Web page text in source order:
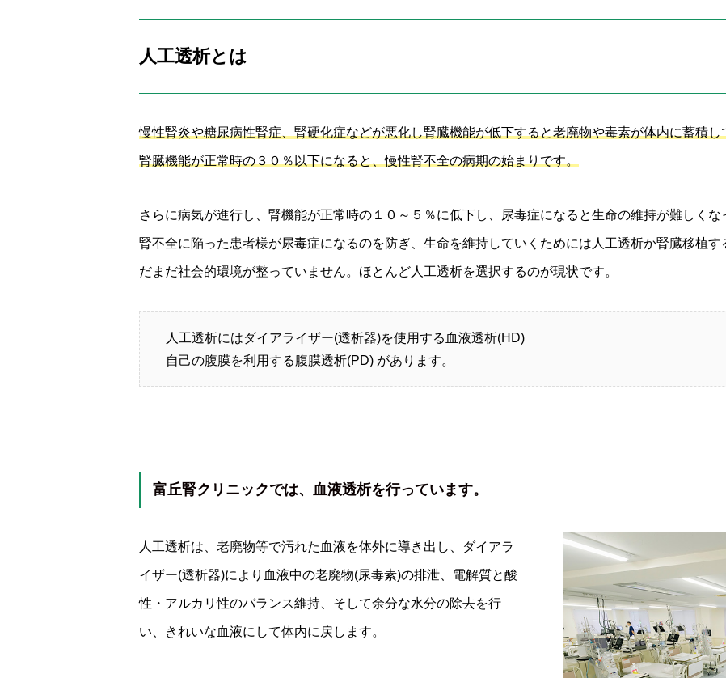
人工透析とは
慢性腎炎や糖尿病性腎症、腎硬化症などが悪化し腎臓機能が低下すると老廃物や毒素が体内に蓄積し
腎臓機能が正常時の３０％以下になると、慢性腎不全の病期の始まりです。
さらに病気が進行し、腎機能が正常時の１０～５％に低下し、尿毒症になると生命の維持が難しくな
腎不全に陥った患者様が尿毒症になるのを防ぎ、生命を維持していくためには人工透析か腎臓移植
だまだ社会的環境が整っていません。ほとんど人工透析を選択するのが現状です。
人工透析にはダイアライザー(透析器)を使用する血液透析(HD)
自己の腹膜を利用する腹膜透析(PD) があります。
富丘腎クリニックでは、血液透析を行っています。
人工透析は、老廃物等で汚れた血液を体外に導き出し、ダイアラ
イザー(透析器)により血液中の老廃物(尿毒素)の排泄、電解質と酸
性・アルカリ性のバランス維持、そして余分な水分の除去を行
い、きれいな血液にして体内に戻します。